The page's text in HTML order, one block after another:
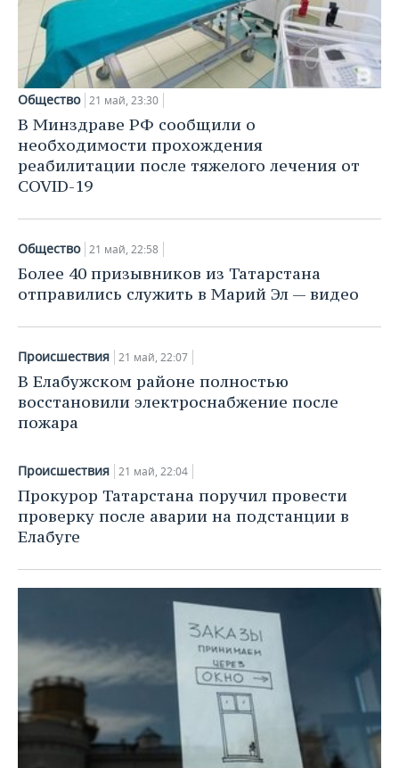
НЕФТЕХИМИЯ
НЕФТЬ
ОПК
ЭНЕРГЕТИКА
РОЗНИЧНАЯ ТОРГОВЛЯ
ТРАНСПОРТ
УСЛУГИ
НОВОСТИ ТЕХНОЛОГИЙ
IT
МЕДИА
ТЕЛЕКОММУНИКАЦИИ
МЕРОПРИЯТИЯ
НОВОСТИ МЕРОПРИЯТИЙ
ВЫЕЗДНАЯ РЕДАКЦИЯ
БИЗНЕС-БРАНЧИ
ONLINE-КОНФЕРЕНЦИИ
ОТКРЫТАЯ ЛЕКЦИЯ
СПОРТ
НОВОСТИ СПОРТА
ФУТБОЛ
ХОККЕЙ
БАСКЕТБОЛ
ВОЛЕЙБОЛ
ФИГУРНОЕ КАТАНИЕ
ВОДНЫЕ ВИДЫ СПОРТА
ОБЩЕСТВО
НОВОСТИ ОБЩЕСТВА
ВЛАСТЬ
ИНФРАСТРУКТУРА
ИСТОРИЯ
МЕДИЦИНА
ОБРАЗОВАНИЕ
ФОТОГАЛЕРЕЯ
СПРАВОЧНИК
СПИСОК ПЕРСОН
ПОЛНАЯ ВЕРСИЯ
Общество 21 май, 23:30
В Минздраве РФ сообщили о
необходимости прохождения
реабилитации после тяжелого лечения от
COVID-19
Общество 21 май, 22:58
Более 40 призывников из Татарстана
отправились служить в Марий Эл — видео
Происшествия 21 май, 22:07
В Елабужском районе полностью
восстановили электроснабжение после
пожара
Происшествия 21 май, 22:04
Прокурор Татарстана поручил провести
проверку после аварии на подстанции в
Елабуге